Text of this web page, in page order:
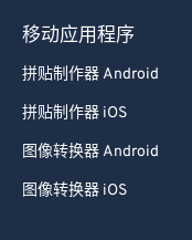
移动应用程序
拼贴制作器 Android
拼贴制作器 iOS
图像转换器 Android
图像转换器 iOS